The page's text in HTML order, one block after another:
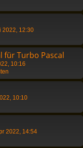
2022, 12:30
für Turbo Pascal
10:16
10:10
2022, 14:54